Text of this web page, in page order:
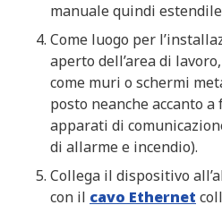
manuale quindi
Come luogo per
aperto dell’area di
come muri o schermi
posto neanche accanto
apparati di
di allarme e incendio).
Collega il dispositivo
con il cavo Ethernet